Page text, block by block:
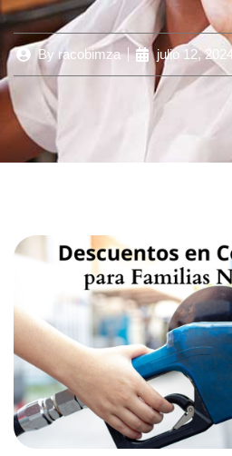
By racobimza julio 12,